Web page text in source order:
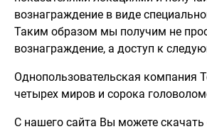
вознаграждение в виде
Таким образом мы получим не
вознаграждение, а доступ к
Однопользовательская компания
четырех миров и сорока
С нашего сайта Вы можете скачать